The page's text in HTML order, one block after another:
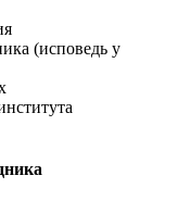
(исповедь у